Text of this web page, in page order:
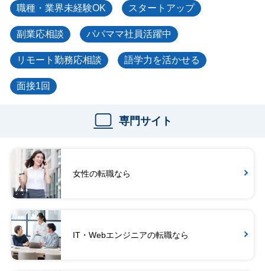
職種・業界未経験OK スタートアップ
副業応相談 パパママ社員活躍中
リモート勤務応相談 語学力を活かせる
面接1回
専門サイト
女性の転職なら
IT・Webエンジニアの転職なら